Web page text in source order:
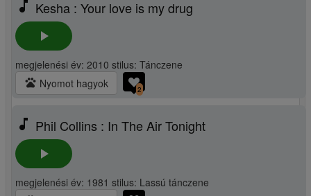
music_note Kesha : Your love is my drug
play_arrow
megjelenési év: 2010 stilus: Tánczene
pets Nyomot hagyok 2
music_note Phil Collins : In The Air Tonight
play_arrow
megjelenési év: 1981 stilus: Lassú tánczene